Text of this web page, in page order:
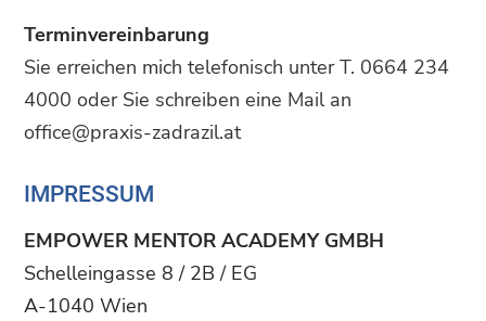
Terminvereinbarung
Sie erreichen mich telefonisch unter T. 0664 234
4000 oder Sie schreiben eine Mail an
office@praxis-zadrazil.at
IMPRESSUM
EMPOWER MENTOR ACADEMY GMBH
Schelleingasse 8 / 2B / EG
A-1040 Wien